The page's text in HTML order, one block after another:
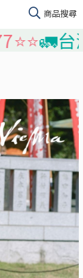
灣本島